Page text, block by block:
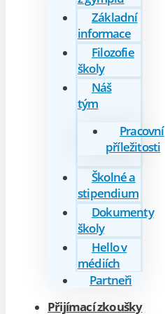
Základní
informace
Filozofie
školy
Náš
tým
Pracovní
příležitosti
Školné a
stipendium
Dokumenty
školy
Hello v
médiích
Partneři
Přijímací zkoušky